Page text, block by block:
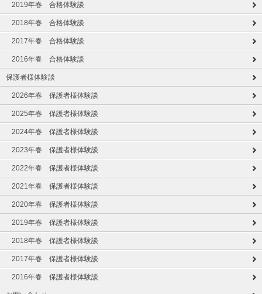
2019年春 合格体験談
2018年春 合格体験談
2017年春 合格体験談
2016年春 合格体験談
保護者様体験談
2026年春 保護者様体験談
2025年春 保護者様体験談
2024年春 保護者様体験談
2023年春 保護者様体験談
2022年春 保護者様体験談
2021年春 保護者様体験談
2020年春 保護者様体験談
2019年春 保護者様体験談
2018年春 保護者様体験談
2017年春 保護者様体験談
2016年春 保護者様体験談